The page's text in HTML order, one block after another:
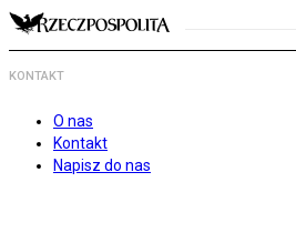
KONTAKT
O nas
Kontakt
Napisz do nas